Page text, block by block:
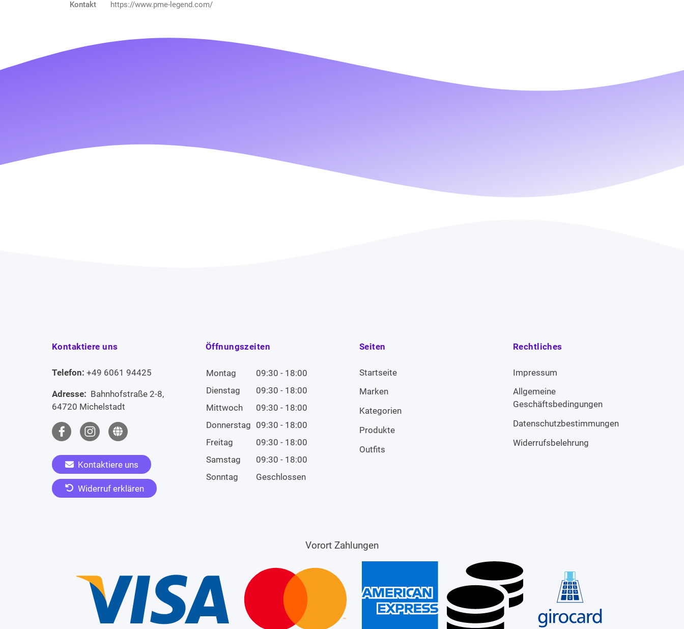
Kontakt
https://www.pme-legend.com/
Kontaktiere uns
Telefon: +49 6061 94425
Adresse: Bahnhofstraße 2-8,
64720 Michelstadt
Kontaktiere uns
Widerruf erklären
Öffnungszeiten
Montag
09:30 - 18:00
Dienstag
09:30 - 18:00
Mittwoch
09:30 - 18:00
Donnerstag 09:30 - 18:00
Freitag
09:30 - 18:00
Samstag
09:30 - 18:00
Sonntag
Geschlossen
Seiten
Startseite
Marken
Kategorien
Produkte
Outfits
Rechtliches
Impressum
Allgemeine
Geschäftsbedingungen
Datenschutzbestimmungen
Widerrufsbelehrung
Vorort Zahlungen